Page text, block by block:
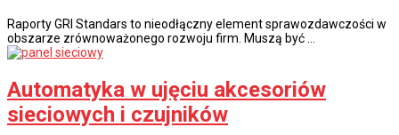
Raporty GRI Standars to nieodłączny element sprawozdawczości w
obszarze zrównoważonego rozwoju firm. Muszą być …
Automatyka w ujęciu akcesoriów
sieciowych i czujników